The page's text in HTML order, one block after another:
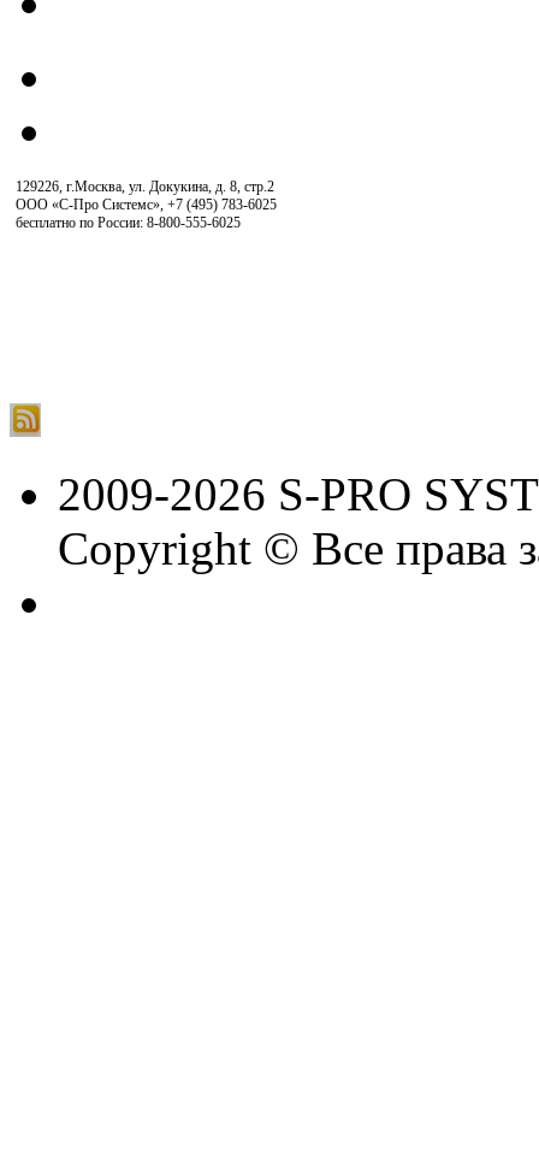
129226, г.Москва, ул. Докукина, д. 8, стр.2
ООО «С-Про Системс», +7 (495) 783-6025
бесплатно по России: 8-800-555-6025
2009-2026 S-PRO
Copyright © Все права